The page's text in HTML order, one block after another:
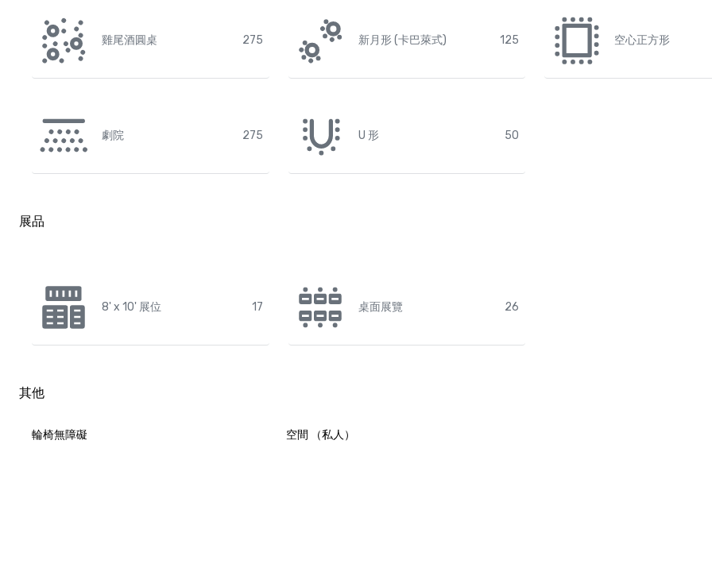
雞尾酒圓桌 275 新月形 (卡巴萊式) 125 空心正方形
劇院 275 U 形 50
展品
8' x 10' 展位 17 桌面展覽 26
其他
輪椅無障礙 空間 （私人）